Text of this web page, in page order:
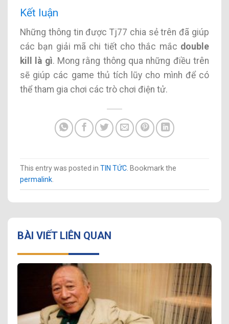
Kết luận
Những thông tin được Tj77 chia sẻ trên đã giúp
các bạn giải mã chi tiết cho thắc mắc double
kill là gì. Mong rằng thông qua những điều trên
sẽ giúp các game thủ tích lũy cho mình để có
thể tham gia chơi các trò chơi điện tử.
This entry was posted in TIN TỨC . Bookmark the
permalink
BÀI VIẾT LIÊN QUAN